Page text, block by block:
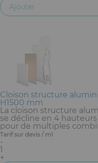
Ajouter
Cloison structure
H1500 mm
La cloison structure
se décline en 4
pour de multiples
Tarif sur devis / ml
-
1
+